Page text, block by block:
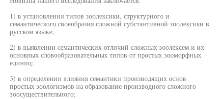
1) в установлении типов зоолексики, структурного и
семантического своеобразия сложной субстантивной зоолексики в
русском языке;
2) в выявлении семантических отличий сложных зоолексем и их
основных словообразовательных типов от простых зооморфных
единиц;
3) в определении влияния семантики производящих основ
простых зоологизмов на образование производного сложного
зоосуществительного;